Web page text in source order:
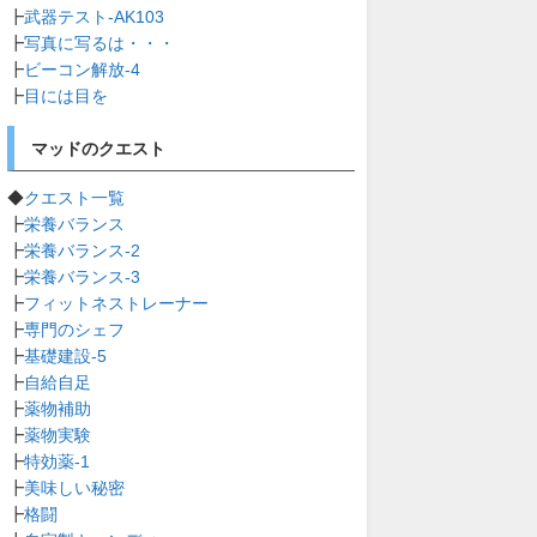
┣武器テスト-AK103
┣写真に写るは・・・
┣ビーコン解放-4
┣ 目には目を
マッドのクエスト
◆クエスト一覧
┣栄養バランス
┣栄養バランス-2
┣栄養バランス-3
┣フィットネストレーナー
┣専門のシェフ
┣基礎建設-5
┣自給自足
┣薬物補助
┣薬物実験
┣特効薬-1
┣美味しい秘密
┣格闘